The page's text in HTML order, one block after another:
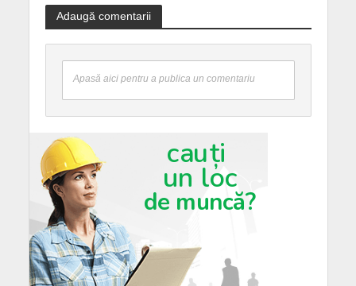
Adaugă comentarii
Apasă aici pentru a publica un comentariu